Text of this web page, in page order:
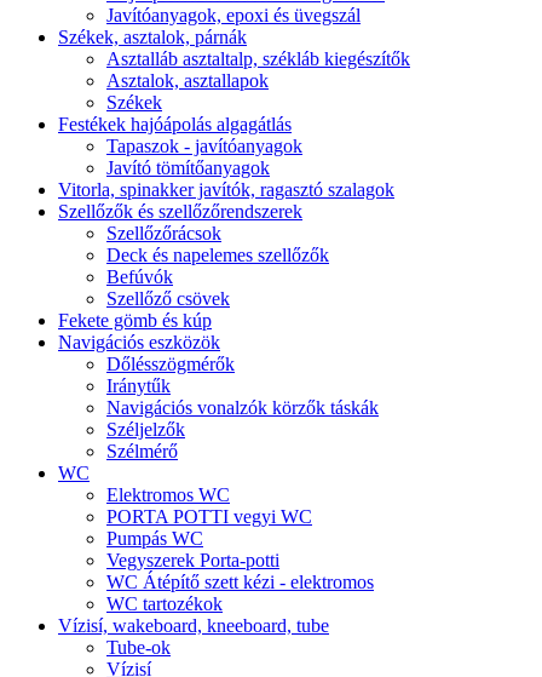
Javítóanyagok, epoxi és üvegszál
Székek, asztalok, párnák
Asztalláb asztaltalp, székláb kiegészítők
Asztalok, asztallapok
Székek
Festékek hajóápolás algagátlás
Tapaszok - javítóanyagok
Javító tömítőanyagok
Vitorla, spinakker javítók, ragasztó szalagok
Szellőzők és szellőzőrendszerek
Szellőzőrácsok
Deck és napelemes szellőzők
Befúvók
Szellőző csövek
Fekete gömb és kúp
Navigációs eszközök
Dőlésszögmérők
Iránytűk
Navigációs vonalzók körzők táskák
Széljelzők
Szélmérő
WC
Elektromos WC
PORTA POTTI vegyi WC
Pumpás WC
Vegyszerek Porta-potti
WC Átépítő szett kézi - elektromos
WC tartozékok
Vízisí, wakeboard, kneeboard, tube
Tube-ok
Vízisí